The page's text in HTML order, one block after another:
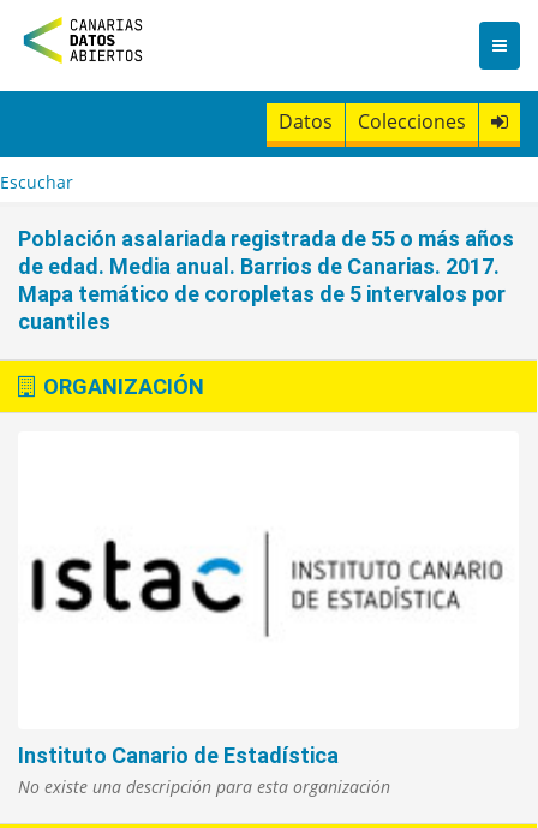
n
t
Datos Colecciones
Escuchar
Población asalariada registrada de 55 o más años
de edad. Media anual. Barrios de Canarias. 2017.
Mapa temático de coropletas de 5 intervalos por
cuantiles
ORGANIZACIÓN
Instituto Canario de Estadística
No existe una descripción para esta organización